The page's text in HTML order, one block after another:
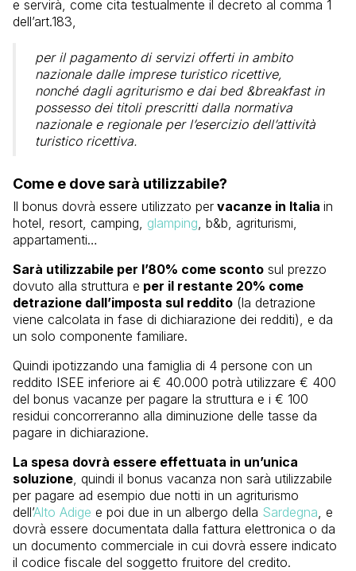
e servirà, come cita testualmente il decreto al comma 1
dell’art.183,
per il pagamento di servizi offerti in ambito
nazionale dalle imprese turistico ricettive,
nonché dagli agriturismo e dai bed &breakfast in
possesso dei titoli prescritti dalla normativa
nazionale e regionale per l’esercizio dell’attività
turistico ricettiva.
Come e dove sarà utilizzabile?
Il bonus dovrà essere utilizzato per vacanze in Italia in
hotel, resort, camping, glamping , b&b, agriturismi,
appartamenti…
Sarà utilizzabile per l’80% come sconto sul prezzo
dovuto alla struttura e per il restante 20% come
detrazione dall’imposta sul reddito (la detrazione
viene calcolata in fase di dichiarazione dei redditi), e da
un solo componente familiare.
Quindi ipotizzando una famiglia di 4 persone con un
reddito ISEE inferiore ai € 40.000 potrà utilizzare € 400
del bonus vacanze per pagare la struttura e i € 100
residui concorreranno alla diminuzione delle tasse da
pagare in dichiarazione.
La spesa dovrà essere effettuata in un’unica
soluzione , quindi il bonus vacanza non sarà utilizzabile
per pagare ad esempio due notti in un agriturismo
dell’Alto Adige e poi due in un albergo della Sardegna , e
dovrà essere documentata dalla fattura elettronica o da
un documento commerciale in cui dovrà essere indicato
il codice fiscale del soggetto fruitore del credito.